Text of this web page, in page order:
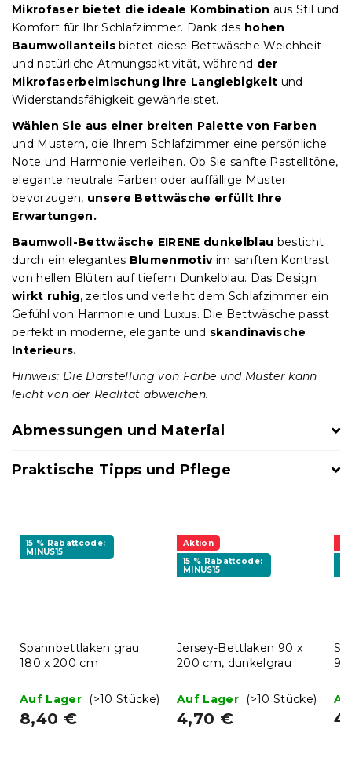
Mikrofaser bietet die ideale Kombination aus Stil und
Komfort für Ihr Schlafzimmer. Dank des hohen
Baumwollanteils bietet diese Bettwäsche Weichheit
und natürliche Atmungsaktivität, während der
Mikrofaserbeimischung ihre Langlebigkeit und
Widerstandsfähigkeit gewährleistet.
Wählen Sie aus einer breiten Palette von Farben
und Mustern, die Ihrem Schlafzimmer eine persönliche
Note und Harmonie verleihen. Ob Sie sanfte Pastelltöne,
elegante neutrale Farben oder auffällige Muster
bevorzugen, unsere Bettwäsche erfüllt Ihre
Erwartungen.
Baumwoll-Bettwäsche EIRENE dunkelblau besticht
durch ein elegantes Blumenmotivim sanften Kontrast
von hellen Blüten auf tiefem Dunkelblau. Das Design
wirkt ruhig, zeitlos und verleiht dem Schlafzimmer ein
Gefühl von Harmonie und Luxus. Die Bettwäsche passt
perfekt in moderne, elegante und skandinavische
Interieurs.
Hinweis: Die Darstellung von Farbe und Muster kann
leicht von der Realität abweichen.
Abmessungen und Material
Praktische Tipps und Pflege
15 % Rabattcode:
MINUS15
Spannbettlaken grau
180 x 200 cm
Auf Lager (>10 Stücke)
8,40 €
Aktion
15 % Rabattcode:
MINUS15
Jersey-Bettlaken 90 x
200 cm, dunkelgrau
Auf Lager (>10 Stücke)
4,70 €
90